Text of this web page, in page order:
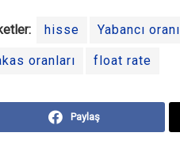
hisse Yabancı oranı
oranları float rate
Paylaş